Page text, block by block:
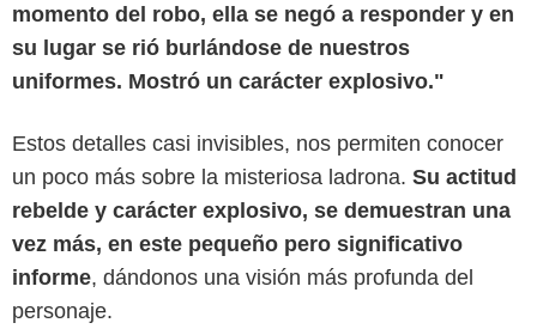
momento del robo, ella se negó a responder y en
su lugar se rió burlándose de nuestros
uniformes. Mostró un carácter explosivo."
Estos detalles casi invisibles, nos permiten conocer
un poco más sobre la misteriosa ladrona. Su actitud
rebelde y carácter explosivo, se demuestran una
vez más, en este pequeño pero significativo
informe, dándonos una visión más profunda del
personaje.
Diario As